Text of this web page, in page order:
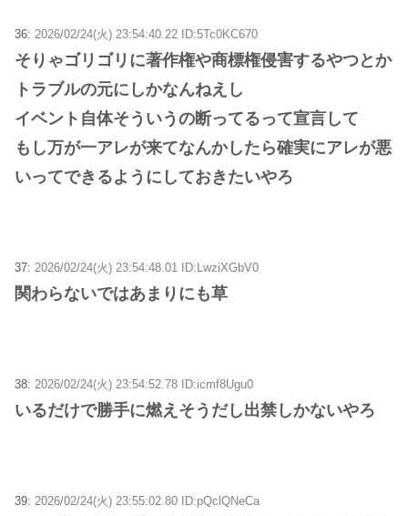
36: 2026/02/24(火) 23:54:40.22 ID:5Tc0KC670
そりゃゴリゴリに著作権や商標権侵害するやつとか
トラブルの元にしかなんねえし
イベント自体そういうの断ってるって宣言して
もし万が一アレが来てなんかしたら確実にアレが悪
いってできるようにしておきたいやろ
37: 2026/02/24(火) 23:54:48.01 ID:LwziXGbV0
関わらないではあまりにも草
38: 2026/02/24(火) 23:54:52.78 ID:icmf8Ugu0
いるだけで勝手に燃えそうだし出禁しかないやろ
39: 2026/02/24(火) 23:55:02.80 ID:pQclQNeCa